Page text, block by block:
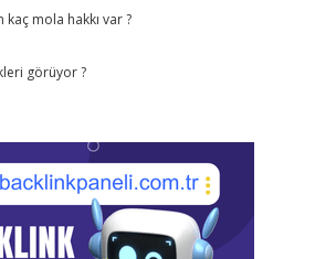
mola hakkı var ?
görüyor ?